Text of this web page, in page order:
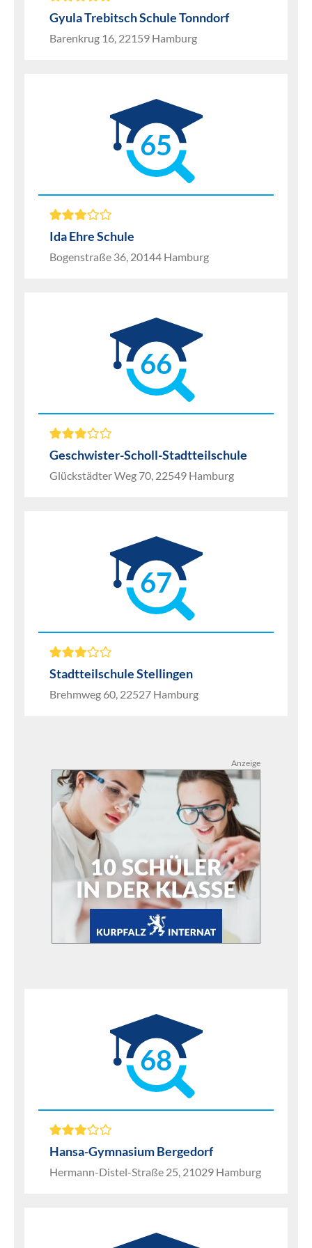
Gyula Trebitsch Schule Tonndorf
Barenkrug 16, 22159 Hamburg
65
Ida Ehre Schule
Bogenstraße 36, 20144 Hamburg
66
Geschwister-Scholl-Stadtteilschule
Glückstädter Weg 70, 22549 Hamburg
67
Stadtteilschule Stellingen
Brehmweg 60, 22527 Hamburg
Anzeige
68
Hansa-Gymnasium Bergedorf
Hermann-Distel-Straße 25, 21029 Hamburg